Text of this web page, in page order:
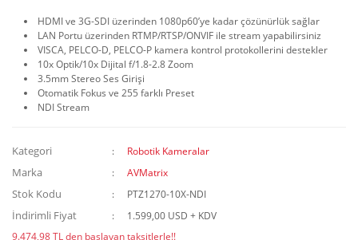
HDMI ve 3G-SDI üzerinden 1080p60’ye kadar çözünürlük sağlar
LAN Portu üzerinden RTMP/RTSP/ONVIF ile stream yapabilirsiniz
VISCA, PELCO-D, PELCO-P kamera kontrol protokollerini destekler
10x Optik/10x Dijital f/1.8-2.8 Zoom
3.5mm Stereo Ses Girişi
Otomatik Fokus ve 255 farklı Preset
NDI Stream
Kategori Robotik Kameralar
Marka AVMatrix
Stok Kodu PTZ1270-10X-NDI
İndirimli Fiyat
1.599,00 USD + KDV
9.474,98 TL den başlayan taksitlerle!!